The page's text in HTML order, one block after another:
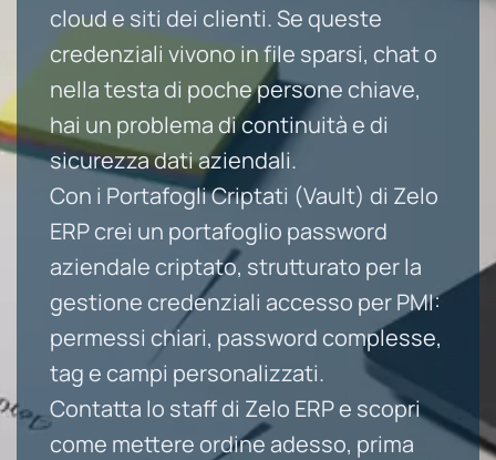
cloud e siti dei clienti. Se queste
credenziali vivono in file sparsi, chat o
nella testa di poche persone chiave,
hai un problema di continuità e di
sicurezza dati aziendali.
Con i Portafogli Criptati (Vault) di Zelo
ERP crei un portafoglio password
aziendale criptato, strutturato per la
gestione credenziali accesso per PMI:
permessi chiari, password complesse,
tag e campi personalizzati.
Contatta lo staff di Zelo ERP e scopri
come mettere ordine adesso, prima